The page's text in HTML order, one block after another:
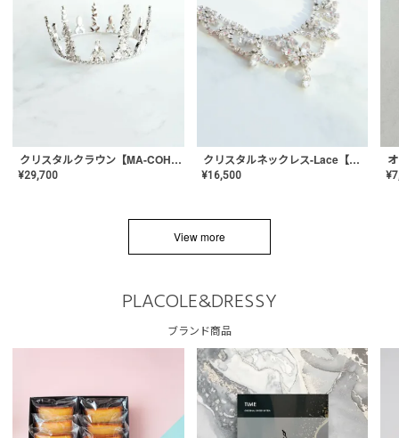
クリスタルクラウン【MA-COHD-01】韓国風クラウン/ウェディングクラウン/ティアラ
¥29,700
クリスタルネックレス-Lace【MA-CONL-02】
¥16,500 ¥
View more
PLACOLE&DRESSY
ブランド商品